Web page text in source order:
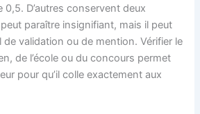
0,5. D’autres conservent deux
paraître insignifiant, mais il peut
de validation ou de mention. Vérifier le
de l’école ou du concours permet
pour qu’il colle exactement aux